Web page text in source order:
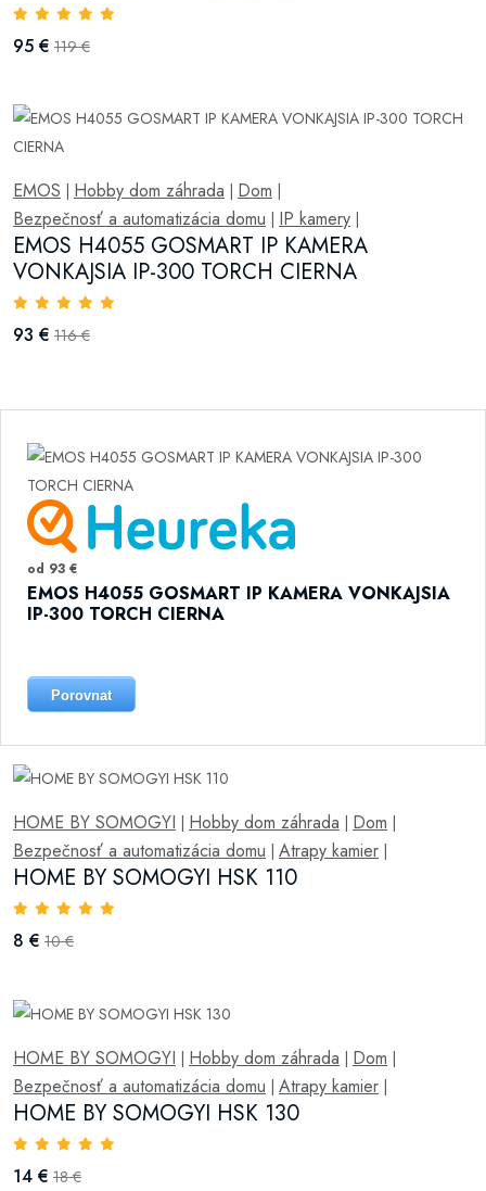
95 € 119 €
EMOS | Hobby dom záhrada | Dom |
Bezpečnosť a automatizácia domu | IP kamery |
EMOS H4055 GOSMART IP KAMERA
VONKAJSIA IP-300 TORCH CIERNA
93 € 116 €
od 93 €
EMOS H4055 GOSMART IP KAMERA VONKAJSIA
IP-300 TORCH CIERNA
Porovnat
HOME BY SOMOGYI | Hobby dom záhrada | Dom |
Bezpečnosť a automatizácia domu | Atrapy kamier |
HOME BY SOMOGYI HSK 110
8 € 10 €
HOME BY SOMOGYI Hobby dom záhrada Dom
Bezpečnosť a automatizácia domu Atrapy kamier
HOME BY SOMOGYI HSK 130
14 € 18 €